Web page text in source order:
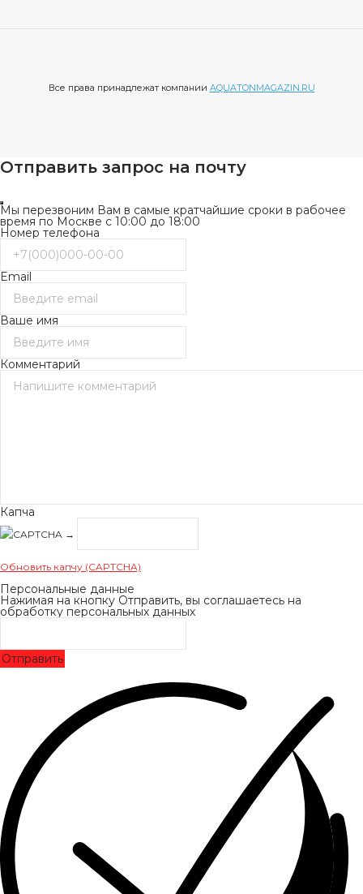
Все права принадлежат компании AQUATONMAGAZIN.RU
Отправить запрос на почту
Мы перезвоним Вам в самые кратчайшие сроки в рабочее
время по Москве с 10:00 до 18:00
Номер телефона
Email
Ваше имя
Комментарий
Капча
→
Обновить капчу (CAPTCHA)
Персональные данные
Нажимая на кнопку Отправить, вы соглашаетесь на
обработку персональных данных
Отправить